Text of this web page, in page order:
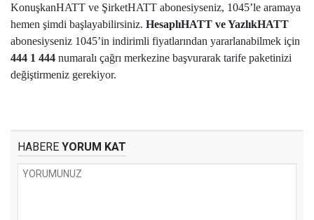
KonuşkanHATT ve ŞirketHATT abonesiyseniz, 1045’le aramaya
hemen şimdi başlayabilirsiniz. HesaplıHATT ve YazlıkHATT
abonesiyseniz 1045’in indirimli fiyatlarından yararlanabilmek için
444 1 444 numaralı çağrı merkezine başvurarak tarife paketinizi
değiştirmeniz gerekiyor.
HABERE YORUM KAT